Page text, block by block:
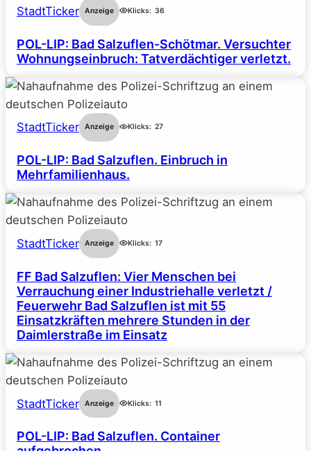
StadtTicker Anzeige Klicks: 36
POL-LIP: Bad Salzuflen-Schötmar. Versuchter
Wohnungseinbruch: Tatverdächtiger verletzt.
StadtTicker Anzeige Klicks: 27
POL-LIP: Bad Salzuflen. Einbruch in
Mehrfamilienhaus.
StadtTicker Anzeige Klicks: 17
FF Bad Salzuflen: Vier Menschen bei
Verrauchung einer Industriehalle verletzt /
Feuerwehr Bad Salzuflen ist mit 55
Einsatzkräften mehrere Stunden in der
Daimlerstraße im Einsatz
StadtTicker Anzeige Klicks: 11
POL-LIP: Bad Salzuflen. Container